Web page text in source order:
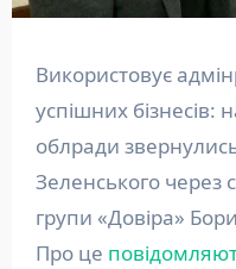
Використовує адмінресурс для знищення
успішних бізнесів:
облради
Зеленського через
групи «Довіра»
Про це